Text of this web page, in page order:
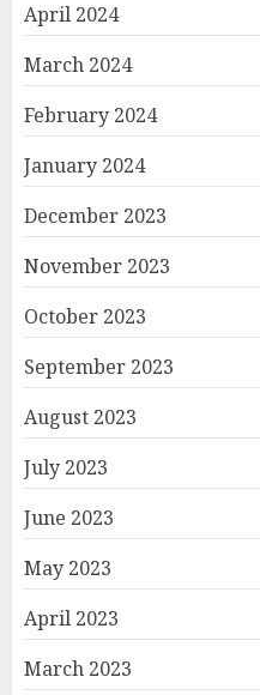
April 2024
March 2024
February 2024
January 2024
December 2023
November 2023
October 2023
September 2023
August 2023
July 2023
June 2023
May 2023
April 2023
March 2023